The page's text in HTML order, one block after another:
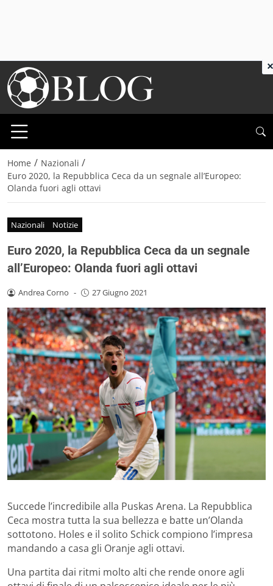
Home / Nazionali /
Euro 2020, la Repubblica Ceca da un segnale all’Europeo:
Olanda fuori agli ottavi
Nazionali Notizie
Euro 2020, la Repubblica Ceca da un segnale
all’Europeo: Olanda fuori agli ottavi
Andrea Corno - 27 Giugno 2021
Succede l’incredibile alla Puskas Arena. La Repubblica
Ceca mostra tutta la sua bellezza e batte un’Olanda
sottotono. Holes e il solito Schick compiono l’impresa
mandando a casa gli Oranje agli ottavi.
Una partita dai ritmi molto alti che rende onore agli
×